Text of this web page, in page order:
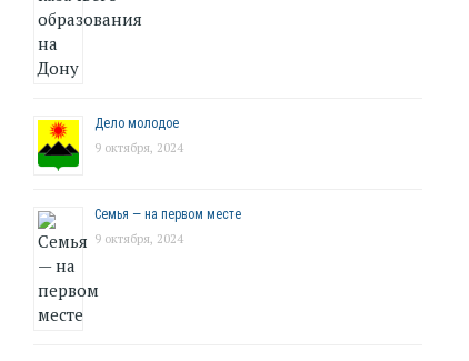
Дело молодое
9 октября, 2024
Семья — на первом месте
9 октября, 2024